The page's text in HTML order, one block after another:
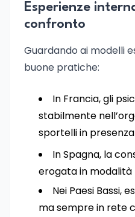
Esperienze
confronto
Guardando ai modelli
buone pratiche:
In Francia, gli
stabilmente
sportelli in
In Spagna, la
erogata in modalità
Nei Paesi Bassi,
ma sempre in rete